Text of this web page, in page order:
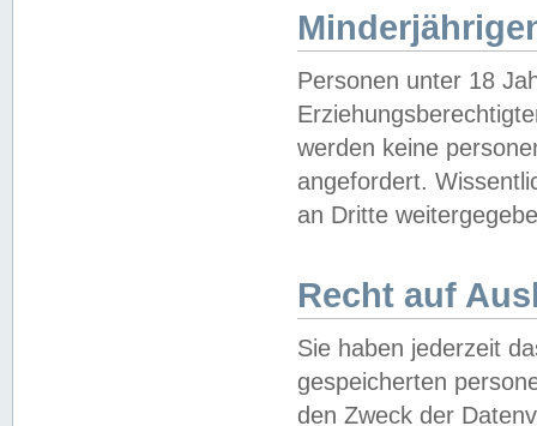
Personen unter 18
werden keine
angefordert.
an Dritte
Recht auf
Sie haben jederzeit
gespeicherten
den Zweck der